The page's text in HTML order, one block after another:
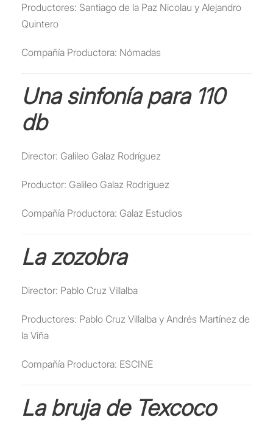
Productores: Santiago de la Paz Nicolau y Alejandro
Quintero
Compañía Productora: Nómadas
Una sinfonía para 110
db
Director: Galileo Galaz Rodríguez
Productor: Galileo Galaz Rodríguez
Compañía Productora: Galaz Estudios
La zozobra
Director: Pablo Cruz Villalba
Productores: Pablo Cruz Villalba y Andrés Martínez de
la Viña
Compañía Productora: ESCINE
La bruja de Texcoco